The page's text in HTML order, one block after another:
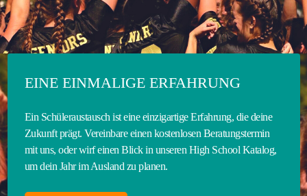
EINE EINMALIGE ERFAHRUNG
Ein Schüleraustausch ist eine einzigartige Erfahrung, die deine
Zukunft prägt. Vereinbare einen kostenlosen Beratungstermin
mit uns, oder wirf einen Blick in unseren High School Katalog,
um dein Jahr im Ausland zu planen.